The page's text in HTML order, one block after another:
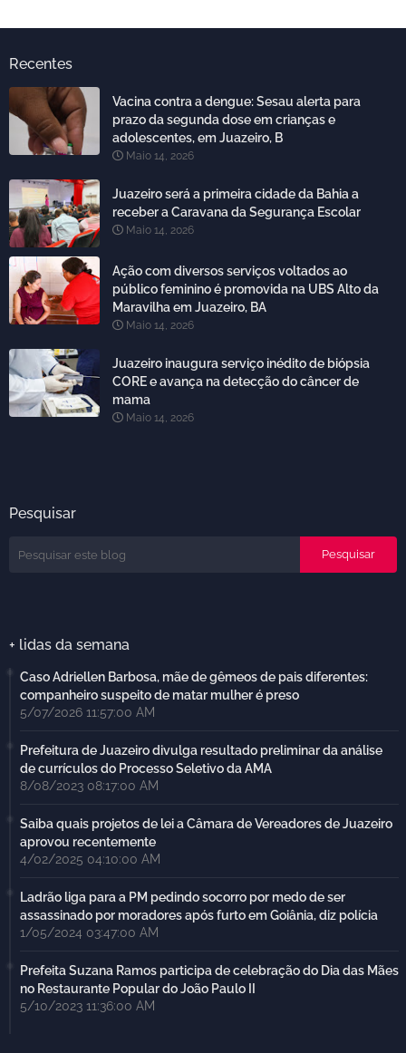
Recentes
Vacina contra a dengue: Sesau alerta para
prazo da segunda dose em crianças e
adolescentes, em Juazeiro, B
Maio 14, 2026
Juazeiro será a primeira cidade da Bahia a
receber a Caravana da Segurança Escolar
Maio 14, 2026
Ação com diversos serviços voltados ao
público feminino é promovida na UBS Alto da
Maravilha em Juazeiro, BA
Maio 14, 2026
Juazeiro inaugura serviço inédito de biópsia
CORE e avança na detecção do câncer de
mama
Maio 14, 2026
Pesquisar
+ lidas da semana
Caso Adriellen Barbosa, mãe de gêmeos de pais diferentes:
companheiro suspeito de matar mulher é preso
5/07/2026 11:57:00 AM
Prefeitura de Juazeiro divulga resultado preliminar da análise
de currículos do Processo Seletivo da AMA
8/08/2023 08:17:00 AM
Saiba quais projetos de lei a Câmara de Vereadores de Juazeiro
aprovou recentemente
4/02/2025 04:10:00 AM
Ladrão liga para a PM pedindo socorro por medo de ser
assassinado por moradores após furto em Goiânia, diz polícia
1/05/2024 03:47:00 AM
Prefeita Suzana Ramos participa de celebração do Dia das Mães
no Restaurante Popular do João Paulo II
5/10/2023 11:36:00 AM